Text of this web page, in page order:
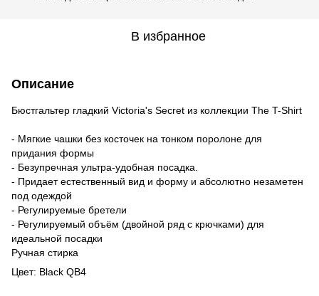
В избранное
Описание
Бюстгальтер гладкий Victoria's Secret из коллекции The T-Shirt
- Мягкие чашки без косточек на тонком поролоне для
придания формы
- Безупречная ультра-удобная посадка.
- Придает естественный вид и форму и абсолютно незаметен
под одеждой
- Регулируемые бретели
- Регулируемый объём (двойной ряд с крючками) для
идеальной посадки
Ручная стирка
Цвет: Black QB4